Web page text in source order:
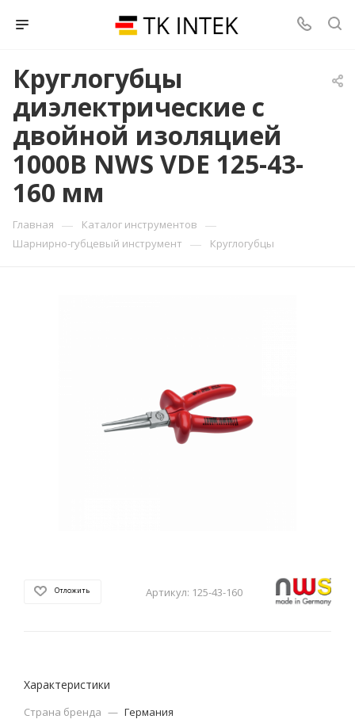
Круглогубцы
диэлектрические с
двойной изоляцией
1000В NWS VDE 125-43-
160 мм
Главная — Каталог инструментов —
Шарнирно-губцевый инструмент — Круглогубцы
Отложить Артикул: 125-43-160
Характеристики
Страна бренда — Германия